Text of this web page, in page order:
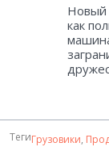
Новый
как
ТегиГрузовики,